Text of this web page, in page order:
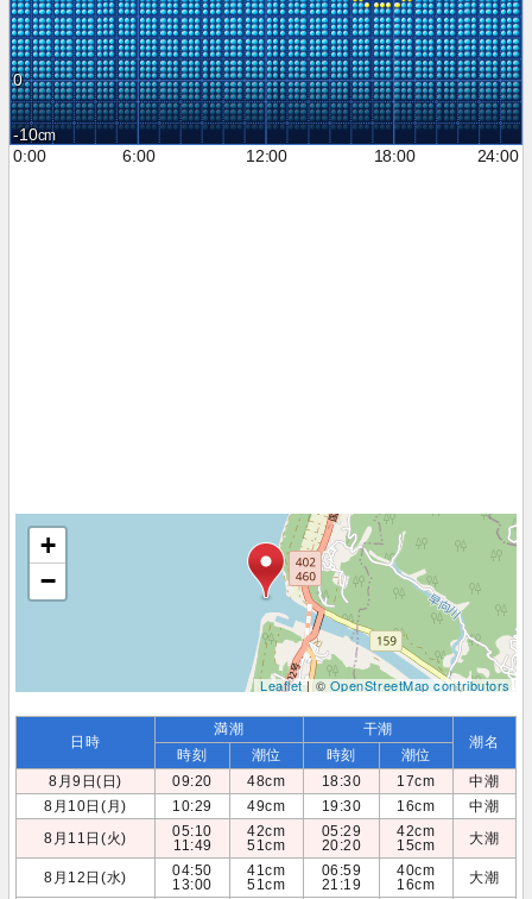
0
-10
0:00
6:00 12:00 18:00 24:00
+
−
Leaflet| ©OpenStreetMap contributors
日時
満潮 干潮
潮名
時刻 潮位 時刻
潮位
8月9日(日)
09:20 48cm 18:30 17cm
中潮
8月10日(月)
10:29 49cm 19:30 16cm
中潮
8月11日(火)
05:10
11:49
42cm
51cm
05:29
20:20
42cm
15cm
大潮
8月12日(水)
04:50
13:00
41cm
51cm
06:59
21:19
40cm
16cm
大潮